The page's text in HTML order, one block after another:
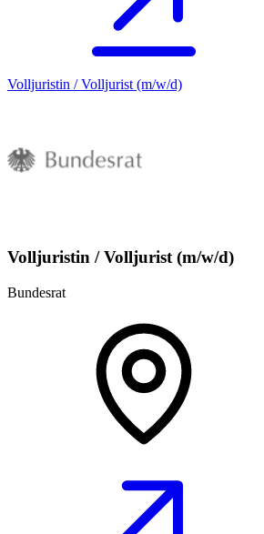
Volljuristin / Volljurist (m/w/d)
Volljuristin / Volljurist (m/w/d)
Bundesrat